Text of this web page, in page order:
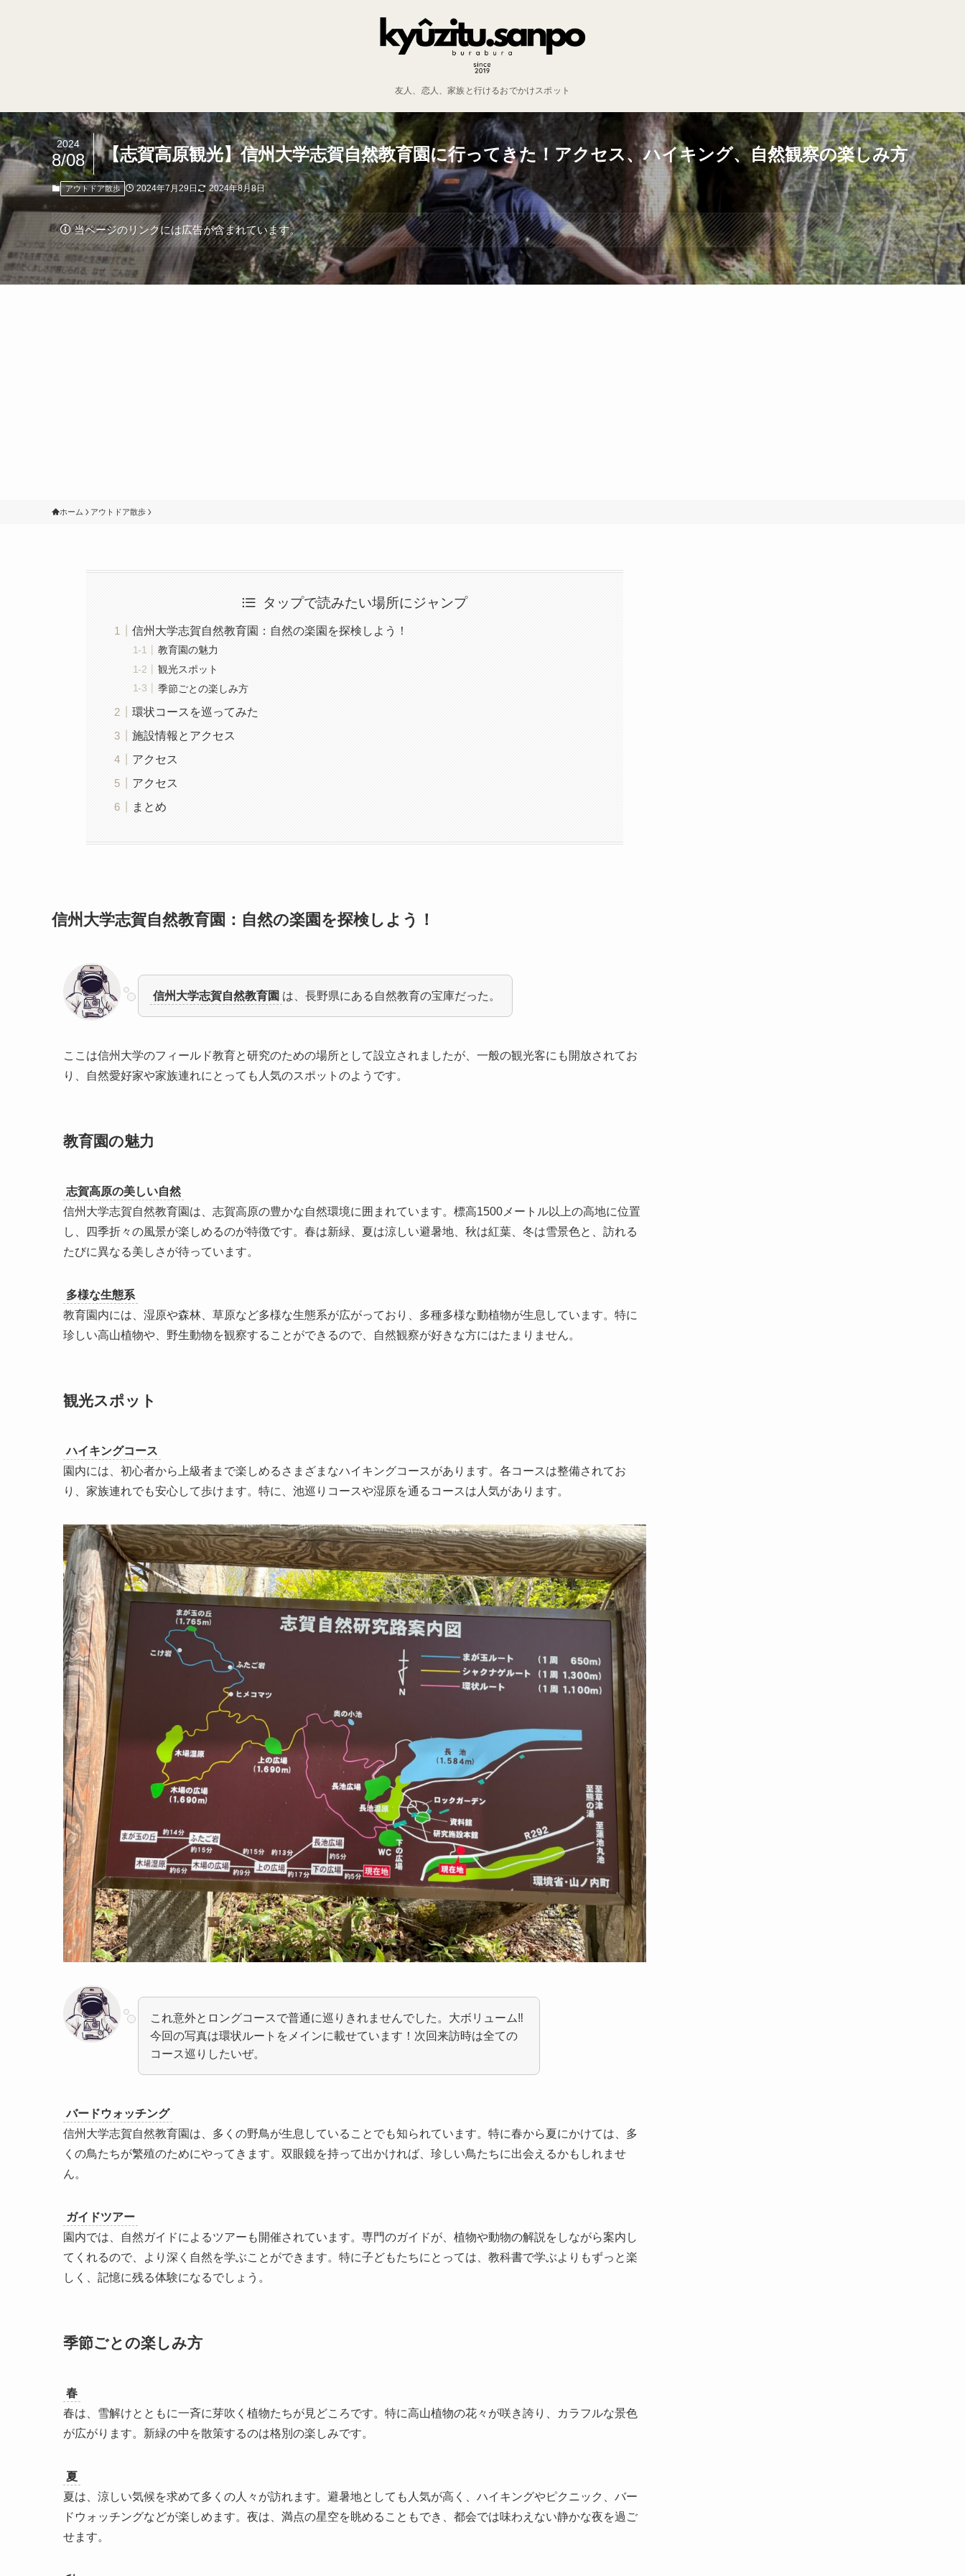
友人、恋人、家族と行けるおでかけスポット
【志賀高原観光】信州大学志賀自然教育園に行ってきた！アクセス、ハイキング、自然観察の楽しみ方
2024
8/08
アウトドア散歩 2024年7月29日 2024年8月8日
当ページのリンクには広告が含まれています。
ホーム アウトドア散歩
タップで読みたい場所にジャンプ
信州大学志賀自然教育園：自然の楽園を探検しよう！
教育園の魅力
観光スポット
季節ごとの楽しみ方
環状コースを巡ってみた
施設情報とアクセス
アクセス
アクセス
まとめ
信州大学志賀自然教育園：自然の楽園を探検しよう！
信州大学志賀自然教育園 は、長野県にある自然教育の宝庫だった。
ここは信州大学のフィールド教育と研究のための場所として設立されましたが、一般の観光客にも開放されてお
り、自然愛好家や家族連れにとっても人気のスポットのようです。
教育園の魅力
志賀高原の美しい自然
信州大学志賀自然教育園は、志賀高原の豊かな自然環境に囲まれています。標高1500メートル以上の高地に位置
し、四季折々の風景が楽しめるのが特徴です。春は新緑、夏は涼しい避暑地、秋は紅葉、冬は雪景色と、訪れる
たびに異なる美しさが待っています。
多様な生態系
教育園内には、湿原や森林、草原など多様な生態系が広がっており、多種多様な動植物が生息しています。特に
珍しい高山植物や、野生動物を観察することができるので、自然観察が好きな方にはたまりません。
観光スポット
ハイキングコース
園内には、初心者から上級者まで楽しめるさまざまなハイキングコースがあります。各コースは整備されてお
り、家族連れでも安心して歩けます。特に、池巡りコースや湿原を通るコースは人気があります。
これ意外とロングコースで普通に巡りきれませんでした。大ボリューム‼︎
今回の写真は環状ルートをメインに載せています！次回来訪時は全ての
コース巡りしたいぜ。
バードウォッチング
信州大学志賀自然教育園は、多くの野鳥が生息していることでも知られています。特に春から夏にかけては、多
くの鳥たちが繁殖のためにやってきます。双眼鏡を持って出かければ、珍しい鳥たちに出会えるかもしれませ
ん。
ガイドツアー
園内では、自然ガイドによるツアーも開催されています。専門のガイドが、植物や動物の解説をしながら案内し
てくれるので、より深く自然を学ぶことができます。特に子どもたちにとっては、教科書で学ぶよりもずっと楽
しく、記憶に残る体験になるでしょう。
季節ごとの楽しみ方
春
春は、雪解けとともに一斉に芽吹く植物たちが見どころです。特に高山植物の花々が咲き誇り、カラフルな景色
が広がります。新緑の中を散策するのは格別の楽しみです。
夏
夏は、涼しい気候を求めて多くの人々が訪れます。避暑地としても人気が高く、ハイキングやピクニック、バー
ドウォッチングなどが楽しめます。夜は、満点の星空を眺めることもでき、都会では味わえない静かな夜を過ご
せます。